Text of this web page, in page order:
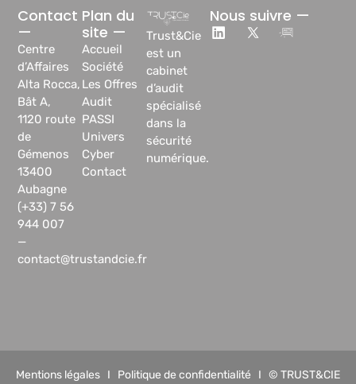
Trust&Cie
est un
cabinet
d’audit
spécialisé
dans la
sécurité
numérique.
Plan du
site —
Accueil
Société
Les Offres
Audit
PASSI
Univers
Cyber
Contact
Contact
—
Centre
d’Affaires
Alta Rocca,
Bât A,
1120 route
de
Gémenos
13400
Aubagne
(+33) 7 56
944 007
—
contact@trustandcie.fr
Nous suivre —
Mentions légales I Politique de confidentialité I © TRUST&CIE